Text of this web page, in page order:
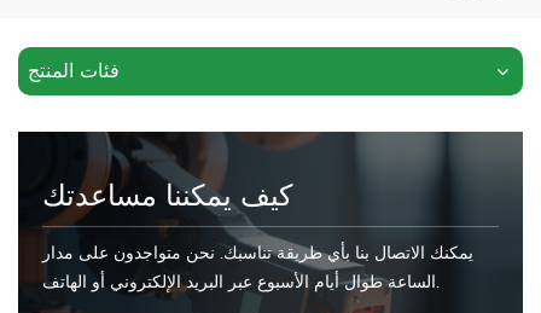
فئات المنتج
كيف يمكننا مساعدتك
يمكنك الاتصال بنا بأي طريقة تناسبك. نحن متواجدون على مدار
الساعة طوال أيام الأسبوع عبر البريد الإلكتروني أو الهاتف.